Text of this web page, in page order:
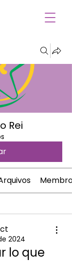
Rei
Membros
2024
lo que